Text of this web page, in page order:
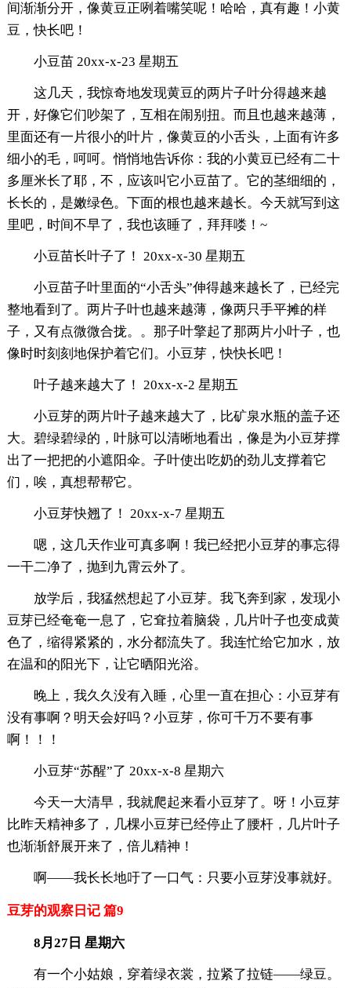
间渐渐分开，像黄豆正咧着嘴笑呢！哈哈，真有趣！小黄
豆，快长吧！
小豆苗 20xx-x-23 星期五
这几天，我惊奇地发现黄豆的两片子叶分得越来越
开，好像它们吵架了，互相在闹别扭。而且也越来越薄，
里面还有一片很小的叶片，像黄豆的小舌头，上面有许多
细小的毛，呵呵。悄悄地告诉你：我的小黄豆已经有二十
多厘米长了耶，不，应该叫它小豆苗了。它的茎细细的，
长长的，是嫩绿色。下面的根也越来越长。今天就写到这
里吧，时间不早了，我也该睡了，拜拜喽！~
小豆苗长叶子了！ 20xx-x-30 星期五
小豆苗子叶里面的“小舌头”伸得越来越长了，已经完
整地看到了。两片子叶也越来越薄，像两只手平摊的样
子，又有点微微合拢。。那子叶擎起了那两片小叶子，也
像时时刻刻地保护着它们。小豆芽，快快长吧！
叶子越来越大了！ 20xx-x-2 星期五
小豆芽的两片叶子越来越大了，比矿泉水瓶的盖子还
大。碧绿碧绿的，叶脉可以清晰地看出，像是为小豆芽撑
出了一把把的小遮阳伞。子叶使出吃奶的劲儿支撑着它
们，唉，真想帮帮它。
小豆芽快翘了！ 20xx-x-7 星期五
嗯，这几天作业可真多啊！我已经把小豆芽的事忘得
一干二净了，抛到九霄云外了。
放学后，我猛然想起了小豆芽。我飞奔到家，发现小
豆芽已经奄奄一息了，它耷拉着脑袋，几片叶子也变成黄
色了，缩得紧紧的，水分都流失了。我连忙给它加水，放
在温和的阳光下，让它晒阳光浴。
晚上，我久久没有入睡，心里一直在担心：小豆芽有
没有事啊？明天会好吗？小豆芽，你可千万不要有事
啊！！！
小豆芽“苏醒”了 20xx-x-8 星期六
今天一大清早，我就爬起来看小豆芽了。呀！小豆芽
比昨天精神多了，几棵小豆芽已经停止了腰杆，几片叶子
也渐渐舒展开来了，倍儿精神！
啊——我长长地吁了一口气：只要小豆芽没事就好。
豆芽的观察日记 篇9
8月27日 星期六
有一个小姑娘，穿着绿衣裳，拉紧了拉链——绿豆。